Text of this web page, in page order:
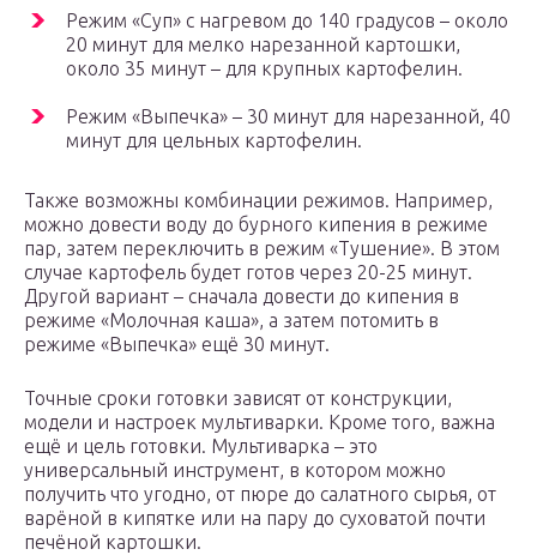
Режим «Суп» с нагревом до 140 градусов – около
20 минут для мелко нарезанной картошки,
около 35 минут – для крупных картофелин.
Режим «Выпечка» – 30 минут для нарезанной, 40
минут для цельных картофелин.
Также возможны комбинации режимов. Например,
можно довести воду до бурного кипения в режиме
пар, затем переключить в режим «Тушение». В этом
случае картофель будет готов через 20-25 минут.
Другой вариант – сначала довести до кипения в
режиме «Молочная каша», а затем потомить в
режиме «Выпечка» ещё 30 минут.
Точные сроки готовки зависят от конструкции,
модели и настроек мультиварки. Кроме того, важна
ещё и цель готовки. Мультиварка – это
универсальный инструмент, в котором можно
получить что угодно, от пюре до салатного сырья, от
варёной в кипятке или на пару до суховатой почти
печёной картошки.